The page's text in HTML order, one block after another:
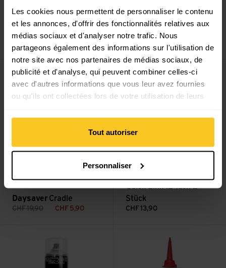
Les cookies nous permettent de personnaliser le contenu
et les annonces, d'offrir des fonctionnalités relatives aux
médias sociaux et d'analyser notre trafic. Nous
partageons également des informations sur l'utilisation de
notre site avec nos partenaires de médias sociaux, de
publicité et d'analyse, qui peuvent combiner celles-ci
avec d'autres informations que vous leur avez fournies
ou qu'ils ont collectées lors de votre utilisation de leurs
Tout autoriser
Personnaliser
SchwalbeNatural Bike
Soap Starter Set
EliteByasi
Werkzeugbidon
Vente
Daysaver Cradle
CHF19,90 CHF 5,90
Quick-Link 12-fach 2
Stück
CHF13,90
Voir SM-CN91012 Quick-Link